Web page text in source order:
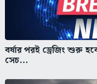
বর্ষার পরই ড্রেজিং শুরু
সেচ...